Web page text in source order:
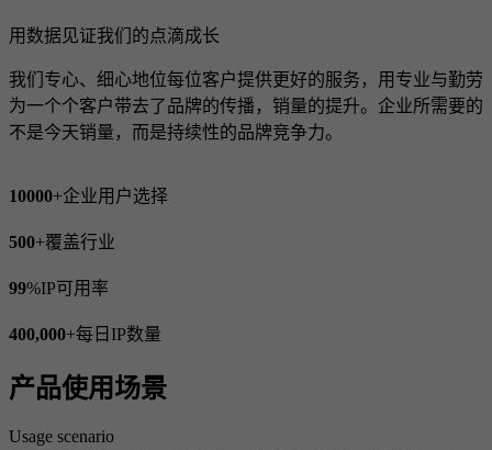
用数据见证我们的点滴成长
我们专心、细心地位每位客户提供更好的服务，用专业与勤劳
为一个个客户带去了品牌的传播，销量的提升。企业所需要的
不是今天销量，而是持续性的品牌竞争力。
10000+企业用户选择
500+覆盖行业
99%IP可用率
400,000+每日IP数量
产品使用场景
Usage scenario